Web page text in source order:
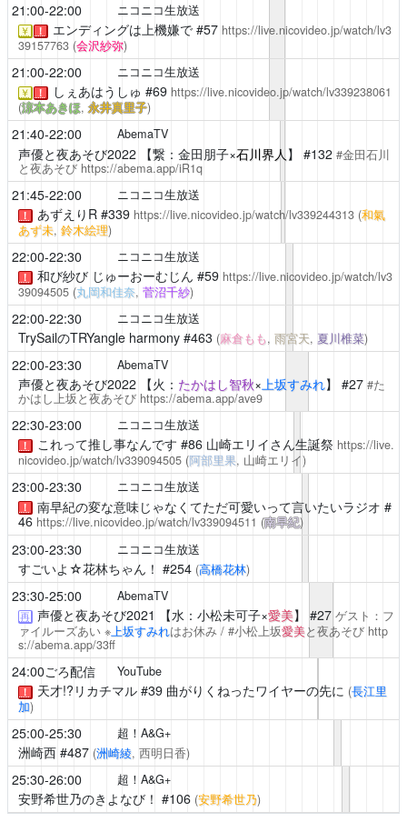
21:00-22:00 ニコニコ生放送
￥ ！ エンディングは上機嫌で#57 https://live.nicovideo.jp/watch/lv3
39157763 (会沢紗弥)
21:00-22:00 ニコニコ生放送
￥ ！ しぇあはうしゅ #69 https://live.nicovideo.jp/watch/lv339238061
(涼本あきほ, 永井真里子)
21:40-22:00 AbemaTV
声優と夜あそび2022【繋：金田朋子×石川界人 】 #132 #金田石川
と夜あそび https://abema.app/iR1q
21:45-22:00 ニコニコ生放送
！ あずえりR#339 https://live.nicovideo.jp/watch/lv339244313 (和氣
あず未, 鈴木絵理)
22:00-22:30 ニコニコ生放送
！ 和び紗び じゅーおーむじん #59 https://live.nicovideo.jp/watch/lv3
39094505 (丸岡和佳奈, 菅沼千紗)
22:00-22:30 ニコニコ生放送
TrySailのTRYangle harmony#463 (麻倉もも, 雨宮天, 夏川椎菜)
22:00-23:30 AbemaTV
声優と夜あそび2022【火： たかはし智秋×上坂すみれ】 #27 #た
かはし上坂と夜あそび https://abema.app/ave9
22:30-23:00 ニコニコ生放送
！ これって推し事なんです #86 山崎エリイさん生誕祭 https://live.
nicovideo.jp/watch/lv339094505 (阿部里果, 山崎エリイ)
23:00-23:30 ニコニコ生放送
！ 南早紀の変な意味じゃなくてただ可愛いって言いたいラジオ #
46 https://live.nicovideo.jp/watch/lv339094511 (南早紀)
23:00-23:30 ニコニコ生放送
すごいよ☆花林ちゃん！ #254 (高橋花林)
23:30-25:00 AbemaTV
再 声優と夜あそび2021 【水：小松未可子×愛美】 #27 ゲスト：フ
ァイルーズあい ※上坂すみれはお休み / #小松上坂愛美と夜あそび http
s://abema.app/33ff
24:00ごろ配信 YouTube
！ 天才!?リカチマル#39 曲がりくねったワイヤーの先に (長江里
加)
25:00-25:30 超！A&G+
洲崎西#487 (洲崎綾, 西明日香)
25:30-26:00 超！A&G+
安野希世乃のきよなび！ #106 (安野希世乃)